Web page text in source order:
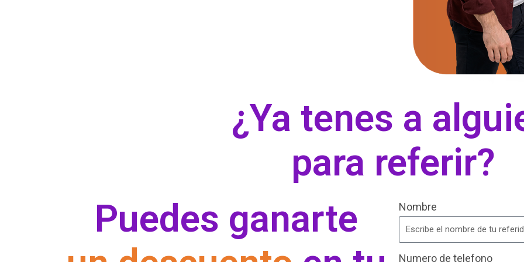
¿Ya tenes a
para referir?
Puedes ganarte
Nombre
Numero de telefono